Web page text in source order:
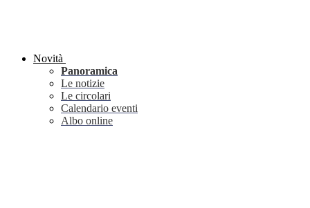
Novità
Panoramica
Le notizie
Le circolari
Calendario eventi
Albo online